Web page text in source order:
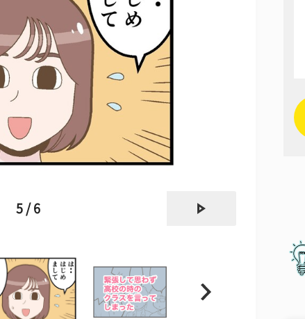
5 / 6